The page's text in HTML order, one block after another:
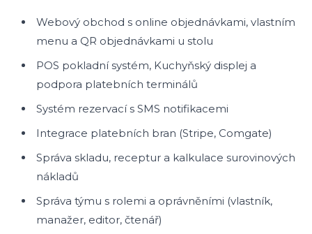
Webový obchod s online objednávkami, vlastním
menu a QR objednávkami u stolu
POS pokladní systém, Kuchyňský displej a
podpora platebních terminálů
Systém rezervací s SMS notifikacemi
Integrace platebních bran (Stripe, Comgate)
Správa skladu, receptur a kalkulace surovinových
nákladů
Správa týmu s rolemi a oprávněními (vlastník,
manažer, editor, čtenář)